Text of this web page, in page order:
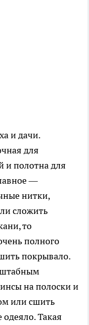
и дачи.
для
и полотна для
—
нитки,
сложить
то
полного
покрывало.
на полоски и
или сшить
одеяло. Такая